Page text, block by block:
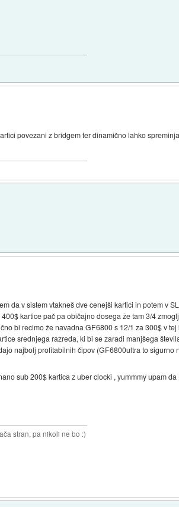
povezani z bridgem ter dinamično lahko
da v sistem vtakneš dve cenejši kartici in potem v
kartice pač pa običajno dosega že tam 3/4
bi recimo že navadna GF6800 s 12/1 za 300$ v
srednjega razreda, ki bi se zaradi manjšega
najbolj profitabilnih čipov (GF6800ultra to sigurno
sub 200$ kartica z uber clocki , yummmy upam
stran, pa nikoli ne bo :)